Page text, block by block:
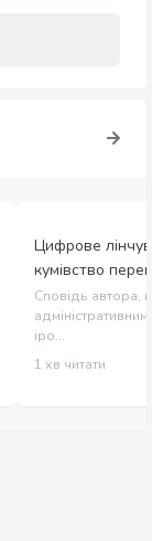
Цифрове
кумівство
Сповідь автора,
іро...
1 хв читати